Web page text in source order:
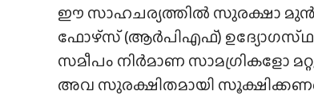
ഈ സാഹചര്യത്തിൽ സുരക്ഷാ
ഫോഴ്‌സ് (ആർപിഎഫ്)
സമീപം നിർമാണ സാമഗ്രികളോ
അവ സുരക്ഷിതമായി